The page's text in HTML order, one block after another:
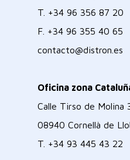
T. +34 96 356 87 20
F. +34 96 355 40 65
contacto@distron.es
Oficina zona
Calle Tirso de Molina
08940 Cornellà de
T. +34 93 445 43 22